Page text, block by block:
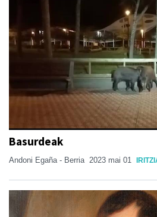
Basurdeak
Andoni Egaña - Berria 2023 mai 01